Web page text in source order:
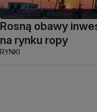
Rosną obawy
na rynku ropy
RYNKI